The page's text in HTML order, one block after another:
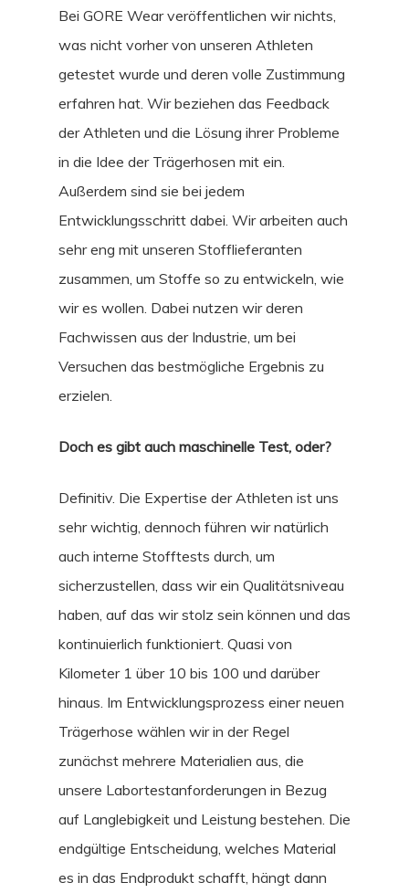
Bei GORE Wear veröffentlichen wir nichts,
was nicht vorher von unseren Athleten
getestet wurde und deren volle Zustimmung
erfahren hat. Wir beziehen das Feedback
der Athleten und die Lösung ihrer Probleme
in die Idee der Trägerhosen mit ein.
Außerdem sind sie bei jedem
Entwicklungsschritt dabei. Wir arbeiten auch
sehr eng mit unseren Stofflieferanten
zusammen, um Stoffe so zu entwickeln, wie
wir es wollen. Dabei nutzen wir deren
Fachwissen aus der Industrie, um bei
Versuchen das bestmögliche Ergebnis zu
erzielen.
Doch es gibt auch maschinelle Test, oder?
Definitiv. Die Expertise der Athleten ist uns
sehr wichtig, dennoch führen wir natürlich
auch interne Stofftests durch, um
sicherzustellen, dass wir ein Qualitätsniveau
haben, auf das wir stolz sein können und das
kontinuierlich funktioniert. Quasi von
Kilometer 1 über 10 bis 100 und darüber
hinaus. Im Entwicklungsprozess einer neuen
Trägerhose wählen wir in der Regel
zunächst mehrere Materialien aus, die
unsere Labortestanforderungen in Bezug
auf Langlebigkeit und Leistung bestehen. Die
endgültige Entscheidung, welches Material
es in das Endprodukt schafft, hängt dann
STORIES
INTERVIEWS
CULTURE
REISE